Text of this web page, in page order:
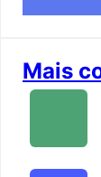
Mais